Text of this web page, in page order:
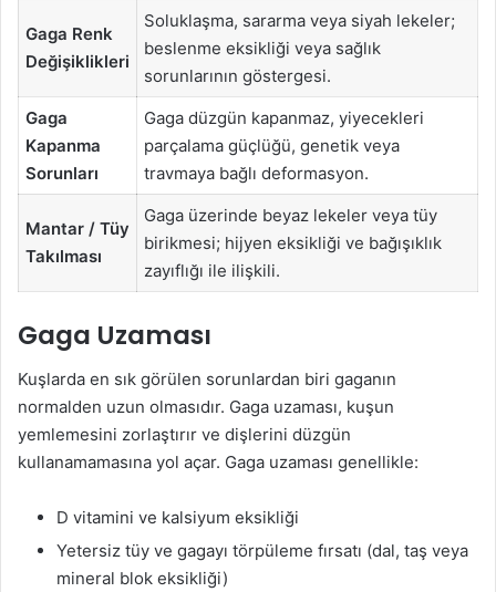
Gaga Renk
Değişiklikleri
Soluklaşma, sararma veya siyah lekeler;
beslenme eksikliği veya sağlık
sorunlarının göstergesi.
Gaga
Kapanma
Sorunları
Gaga düzgün kapanmaz, yiyecekleri
parçalama güçlüğü, genetik veya
travmaya bağlı deformasyon.
Mantar / Tüy
Takılması
Gaga üzerinde beyaz lekeler veya tüy
birikmesi; hijyen eksikliği ve bağışıklık
zayıflığı ile ilişkili.
Gaga Uzaması
Kuşlarda en sık görülen sorunlardan biri gaganın
normalden uzun olmasıdır. Gaga uzaması, kuşun
yemlemesini zorlaştırır ve dişlerini düzgün
kullanamamasına yol açar. Gaga uzaması genellikle:
D vitamini ve kalsiyum eksikliği
Yetersiz tüy ve gagayı törpüleme fırsatı (dal, taş veya
mineral blok eksikliği)